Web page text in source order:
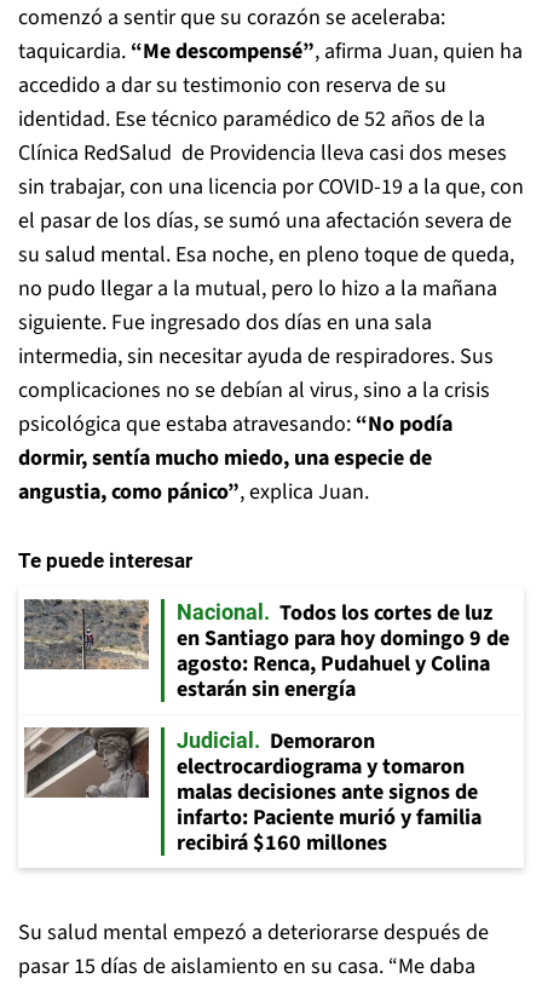
comenzó a sentir que su corazón se aceleraba:
taquicardia. “Me descompensé”, afirma Juan, quien ha
accedido a dar su testimonio con reserva de su
identidad. Ese técnico paramédico de 52 años de la
Clínica RedSalud de Providencia lleva casi dos meses
sin trabajar, con una licencia por COVID-19 a la que, con
el pasar de los días, se sumó una afectación severa de
su salud mental. Esa noche, en pleno toque de queda,
no pudo llegar a la mutual, pero lo hizo a la mañana
siguiente. Fue ingresado dos días en una sala
intermedia, sin necesitar ayuda de respiradores. Sus
complicaciones no se debían al virus, sino a la crisis
psicológica que estaba atravesando: “No podía
dormir, sentía mucho miedo, una especie de
angustia, como pánico”, explica Juan.
Te puede interesar
Nacional
Todos los cortes de luz
en Santiago para hoy domingo 9 de
agosto: Renca, Pudahuel y Colina
estarán sin energía
Judicial
Demoraron
electrocardiograma y tomaron
malas decisiones ante signos de
infarto: Paciente murió y familia
recibirá $160 millones
Su salud mental empezó a deteriorarse después de
pasar 15 días de aislamiento en su casa. “Me daba